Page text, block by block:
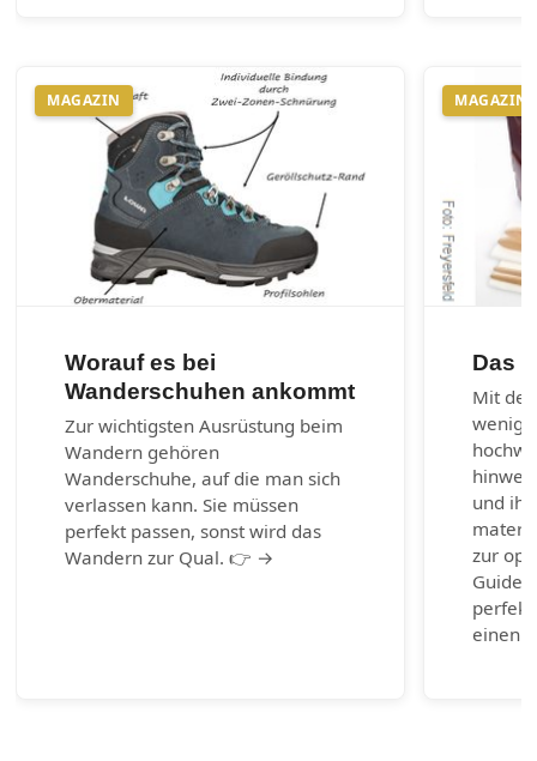
MAGAZIN
Worauf es bei
Wanderschuhen ankommt
Zur wichtigsten Ausrüstung beim
Wandern gehören
Wanderschuhe, auf die man sich
verlassen kann. Sie müssen
perfekt passen, sonst wird das
Wandern zur Qual. 👉 →
MAGAZIN
Das
Mit
wenig
und
zur
Guide
einen